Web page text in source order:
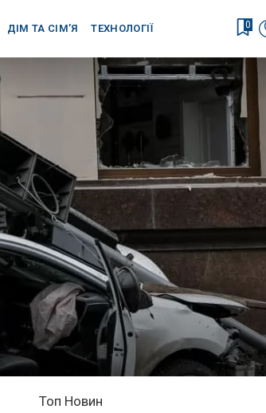
ДІМ ТА СІМ’Я ТЕХНОЛОГІЇ 0
Топ Новин